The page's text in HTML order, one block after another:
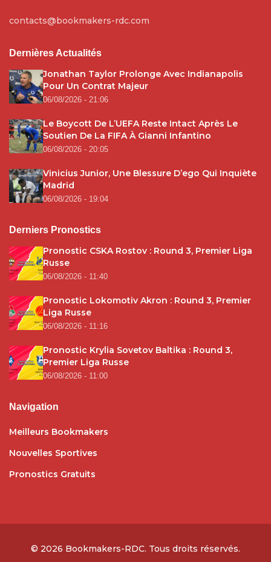
contacts@bookmakers-rdc.com
Dernières Actualités
Jonathan Taylor Prolonge Avec Indianapolis
Pour Un Contrat Majeur
06/08/2026 - 21:06
Le Boycott De L’UEFA Reste Intact Après Le
Soutien De La FIFA À Gianni Infantino
06/08/2026 - 20:05
Vinicius Junior, Une Blessure D’ego Qui Inquiète
Madrid
06/08/2026 - 19:04
Derniers Pronostics
Pronostic CSKA Rostov : Round 3, Premier Liga
Russe
06/08/2026 - 11:40
Pronostic Lokomotiv Akron : Round 3, Premier
Liga Russe
06/08/2026 - 11:16
Pronostic Krylia Sovetov Baltika : Round 3,
Premier Liga Russe
06/08/2026 - 11:00
Navigation
Meilleurs Bookmakers
Nouvelles Sportives
Pronostics Gratuits
© 2026 Bookmakers-RDC. Tous droits réservés.